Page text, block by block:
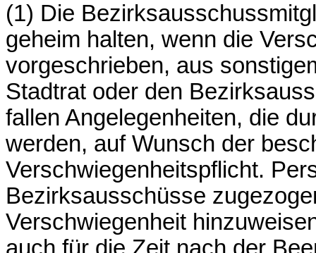
(1) Die
geheim halten, wenn die
vorgeschrieben, aus
Stadtrat oder den
fallen Angelegenheiten, die
werden, auf Wunsch der
Verschwiegenheitspflicht.
Bezirksausschüsse
Verschwiegenheit